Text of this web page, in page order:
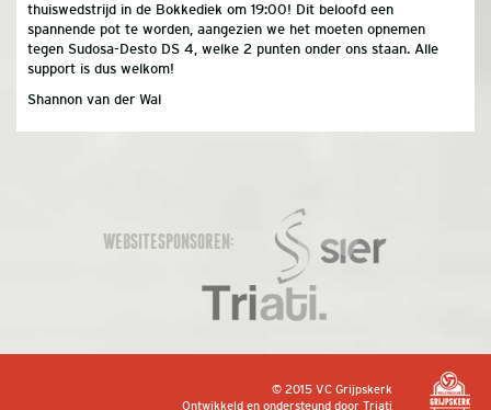
thuiswedstrijd in de Bokkediek om 19:00! Dit beloofd een
spannende pot te worden, aangezien we het moeten opnemen
tegen Sudosa-Desto DS 4, welke 2 punten onder ons staan. Alle
support is dus welkom!
Shannon van der Wal
WEBSITESPONSOREN:
© 2015 VC Grijpskerk
Ontwikkeld en ondersteund doorTriati